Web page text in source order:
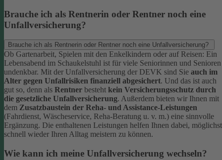
Brauche ich als Rentnerin oder Rentner noch eine
Unfallversicherung?
Brauche ich als Rentnerin oder Rentner noch eine Unfallversicherung?
Ob Gartenarbeit, Spielen mit den Enkelkindern oder auf Reisen: Ein
Lebensabend im Schaukelstuhl ist für viele Seniorinnen und Senioren
undenkbar. Mit der Unfallversicherung der DEVK sind Sie auch im
Alter gegen Unfallrisiken finanziell abgesichert. Und das ist auch
gut so, denn als Rentner besteht kein Versicherungsschutz durch
die gesetzliche Unfallversicherung. Außerdem bieten wir Ihnen mit
dem Zusatzbaustein der Reha- und Assistance-Leistungen
(Fahrdienst, Wäscheservice, Reha-Beratung u. v. m.) eine sinnvolle
Ergänzung. Die enthaltenen Leistungen helfen Ihnen dabei, möglichst
schnell wieder Ihren Alltag meistern zu können.
Wie kann ich meine Unfallversicherung wechseln?